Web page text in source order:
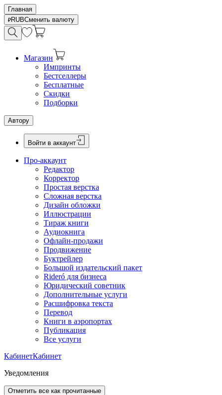
Главная
RUBСменить валюту
Магазин
Импринты
Бестселлеры
Бесплатные
Скидки
Подборки
Автору
Войти в аккаунт
Про-аккаунт
Редактор
Корректор
Простая верстка
Сложная верстка
Дизайн обложки
Иллюстрации
Тираж книги
Аудиокнига
Офлайн-продажи
Продвижение
Буктрейлер
Большой издательский пакет
Rideró для бизнеса
Юридический советник
Дополнительные услуги
Расшифровка текста
Перевод
Книги в аэропортах
Публикация
Все услуги
КабинетКабинет
Уведомления
Отметить все как прочитанные